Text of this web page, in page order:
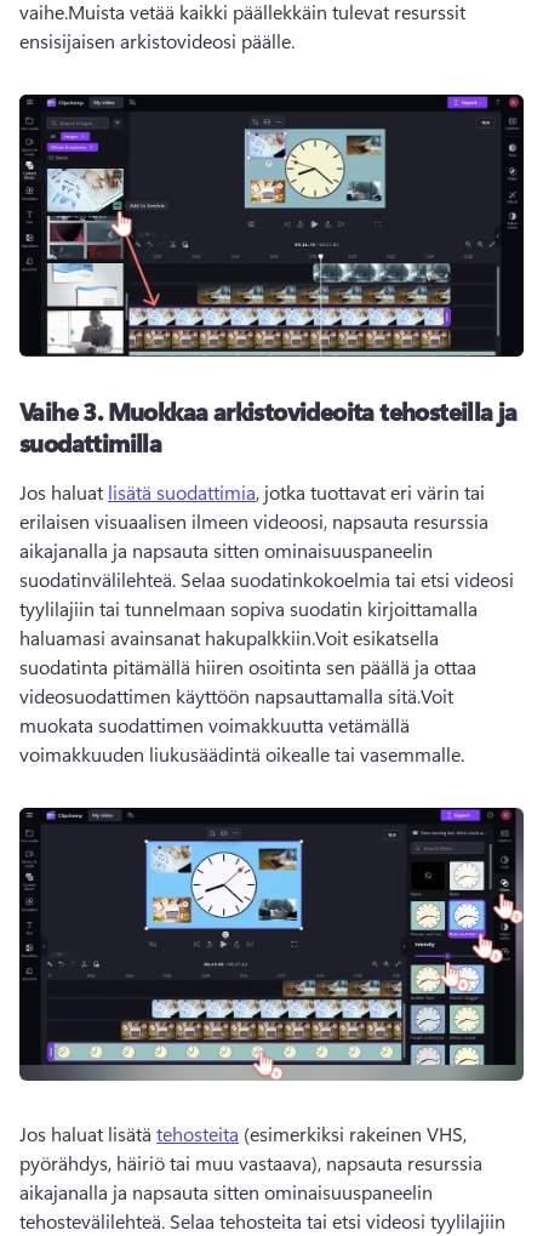
vaihe.Muista vetää kaikki päällekkäin tulevat resurssit
ensisijaisen arkistovideosi päälle.
Vaihe 3. Muokkaa arkistovideoita tehosteilla ja
suodattimilla
Jos haluat lisätä suodattimia, jotka tuottavat eri värin tai
erilaisen visuaalisen ilmeen videoosi, napsauta resurssia
aikajanalla ja napsauta sitten ominaisuuspaneelin
suodatinvälilehteä. Selaa suodatinkokoelmia tai etsi videosi
tyylilajiin tai tunnelmaan sopiva suodatin kirjoittamalla
haluamasi avainsanat hakupalkkiin.Voit esikatsella
suodatinta pitämällä hiiren osoitinta sen päällä ja ottaa
videosuodattimen käyttöön napsauttamalla sitä.Voit
muokata suodattimen voimakkuutta vetämällä
voimakkuuden liukusäädintä oikealle tai vasemmalle.
Jos haluat lisätä tehosteita (esimerkiksi rakeinen VHS,
pyörähdys, häiriö tai muu vastaava), napsauta resurssia
aikajanalla ja napsauta sitten ominaisuuspaneelin
tehostevälilehteä. Selaa tehosteita tai etsi videosi tyylilajiin